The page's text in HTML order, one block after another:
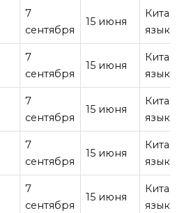
7
сентября
15 июня
язык
7
сентября
15 июня
язык
7
сентября
15 июня
язык
7
сентября
15 июня
язык
7
сентября
15 июня
язык